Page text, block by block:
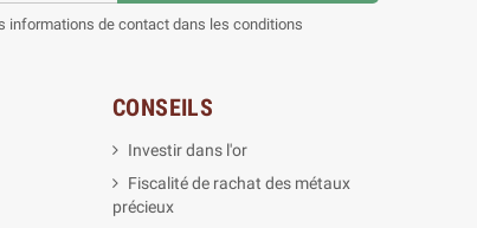
informations de contact dans les conditions
CONSEILS
Investir dans l'or
Fiscalité de rachat des métaux
précieux